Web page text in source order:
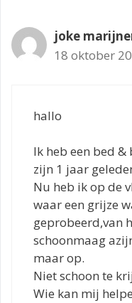
joke
18 oktober
hallo
Ik heb een bed
zijn 1 jaar
Nu heb ik op de
waar een grijze
geprobeerd,van
schoonmaag
maar op.
Niet schoon te
Wie kan mij